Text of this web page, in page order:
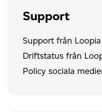
Support
Support från Loopia
Driftstatus från
Policy sociala